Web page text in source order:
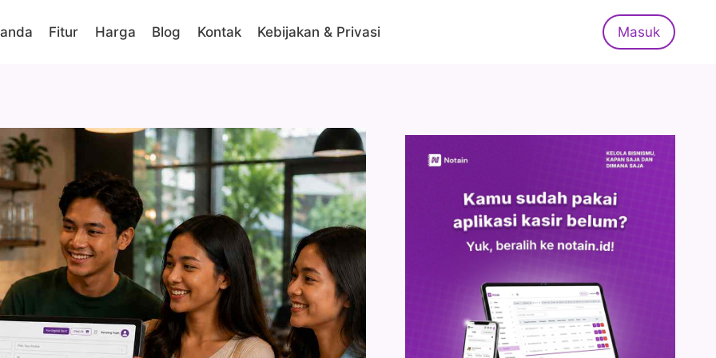
Fitur Harga Blog Kontak Kebijakan & Privasi Masuk